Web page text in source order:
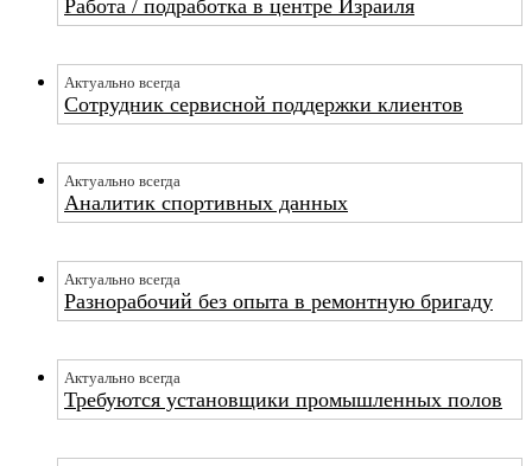
Работа / подработка в центре Израиля
Актуально всегда
Сотрудник сервисной поддержки клиентов
Актуально всегда
Аналитик спортивных данных
Актуально всегда
Разнорабочий без опыта в ремонтную бригаду
Актуально всегда
Требуются установщики промышленных полов